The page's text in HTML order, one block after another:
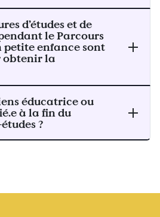
d’études et de
le Parcours
enfance sont
obtenir la
éducatrice ou
à la fin du
?